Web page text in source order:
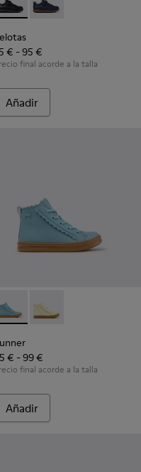
de piel azules para niños.
028
- 80356-003 - Zapatos
- K800316-003 -
Pelotas - K800316-
€ - 95 €
final acorde a la talla
Añadir
náuticos de piel azules
007 - K900421-001 -
Runner - K900421-
€ - 99 €
final acorde a la talla
Añadir